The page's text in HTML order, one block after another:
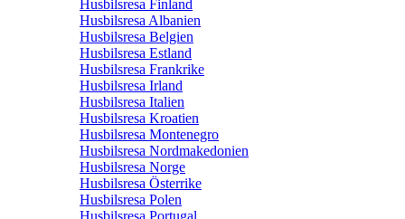
Husbilsresa Finland
Husbilsresa Albanien
Husbilsresa Belgien
Husbilsresa Estland
Husbilsresa Frankrike
Husbilsresa Irland
Husbilsresa Italien
Husbilsresa Kroatien
Husbilsresa Montenegro
Husbilsresa Nordmakedonien
Husbilsresa Norge
Husbilsresa Österrike
Husbilsresa Polen
Husbilsresa Portugal